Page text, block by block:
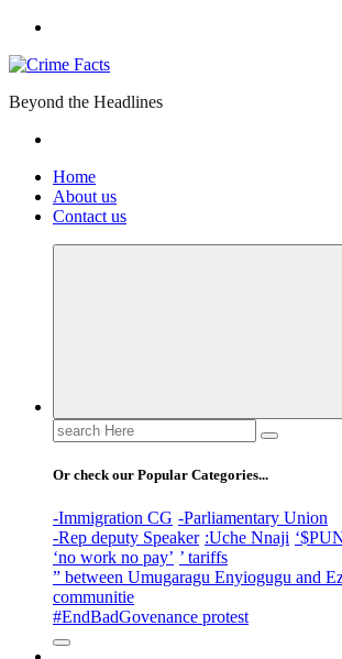
Beyond the Headlines
Home
About us
Contact us
Search
for:
Or check our Popular Categories...
-Immigration CG -Parliamentary Union
-Rep deputy Speaker :Uche Nnaji
‘no work no pay’ ’ tariffs
” between Umugaragu Enyiogugu and
communitie
#EndBadGovenance protest